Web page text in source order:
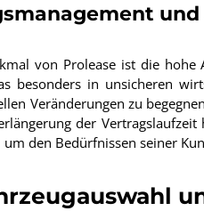
von Prolease ist die
besonders in unsicheren
Veränderungen zu
der
den Bedürfnissen seiner